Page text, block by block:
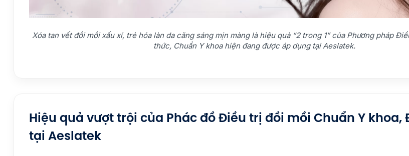
Xóa tan vết đồi mồi xấu xí, trẻ hóa làn da căng sáng mịn màng là hiệu quả “2 trong 1” của Phương pháp
thức, Chuẩn Y khoa hiện đang được áp dụng tại Aeslatek.
Hiệu quả vượt trội của Phác đồ Điều trị đồi mồi Chuẩn Y khoa,
tại Aeslatek